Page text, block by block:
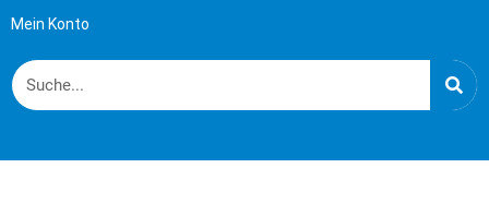
Mein Konto